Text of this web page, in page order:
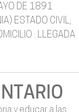
DE 1891
ESTADO CIVIL;
: LLEGADA
y educar a las